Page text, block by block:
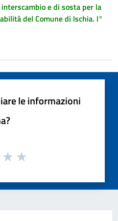
e di sosta per la
del Comune di Ischia. I°
le informazioni